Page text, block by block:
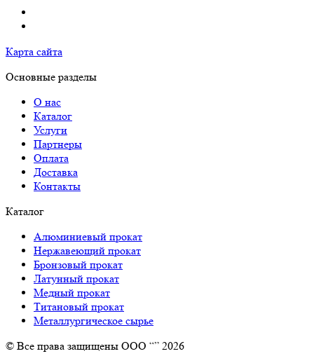
Карта сайта
Основные разделы
О нас
Каталог
Услуги
Партнеры
Оплата
Доставка
Контакты
Каталог
Алюминиевый прокат
Нержавеющий прокат
Бронзовый прокат
Латунный прокат
Медный прокат
Титановый прокат
Металлургическое сырье
© Все права защищены ООО “” 2026